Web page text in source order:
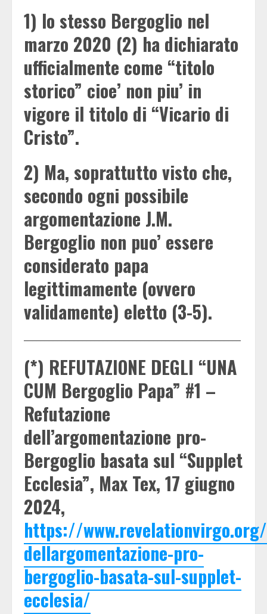
1) lo stesso Bergoglio nel
marzo 2020 (2) ha dichiarato
ufficialmente come “titolo
storico” cioe’ non piu’ in
vigore il titolo di “Vicario di
Cristo”.
2) Ma, soprattutto visto che,
secondo ogni possibile
argomentazione J.M.
Bergoglio non puo’ essere
considerato papa
legittimamente (ovvero
validamente) eletto (3-5).
(*) REFUTAZIONE DEGLI “UNA
CUM Bergoglio Papa” #1 –
Refutazione
dell’argomentazione pro-
Bergoglio basata sul “Supplet
Ecclesia”, Max Tex, 17 giugno
2024,
https://
dellargomentazione-pro-
bergoglio-basata-sul-supplet-
ecclesia/